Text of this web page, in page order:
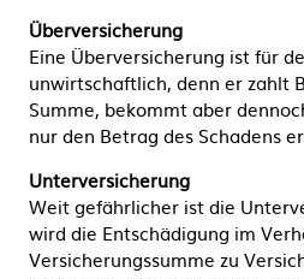
Überversicherung
Eine Überversicherung ist für
unwirtschaftlich, denn er zahlt
Summe, bekommt aber
nur den Betrag des Schadens
Unterversicherung
Weit gefährlicher ist die
wird die Entschädigung im
Versicherungssumme zu